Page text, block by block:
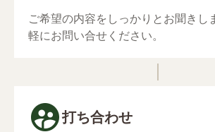
ご希望の内容をしっかりとお聞きし
軽にお問い合せください。
打ち合わせ